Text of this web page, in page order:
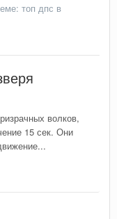
топ дпс в
волков,
15 сек. Они